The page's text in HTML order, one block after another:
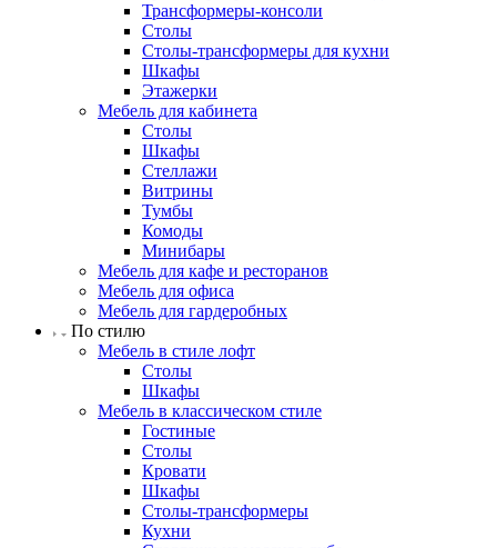
Трансформеры-консоли
Столы
Столы-трансформеры для кухни
Шкафы
Этажерки
Мебель для кабинета
Столы
Шкафы
Стеллажи
Витрины
Тумбы
Комоды
Минибары
Мебель для кафе и ресторанов
Мебель для офиса
Мебель для гардеробных
По стилю
Мебель в стиле лофт
Столы
Шкафы
Мебель в классическом стиле
Гостиные
Столы
Кровати
Шкафы
Столы-трансформеры
Кухни